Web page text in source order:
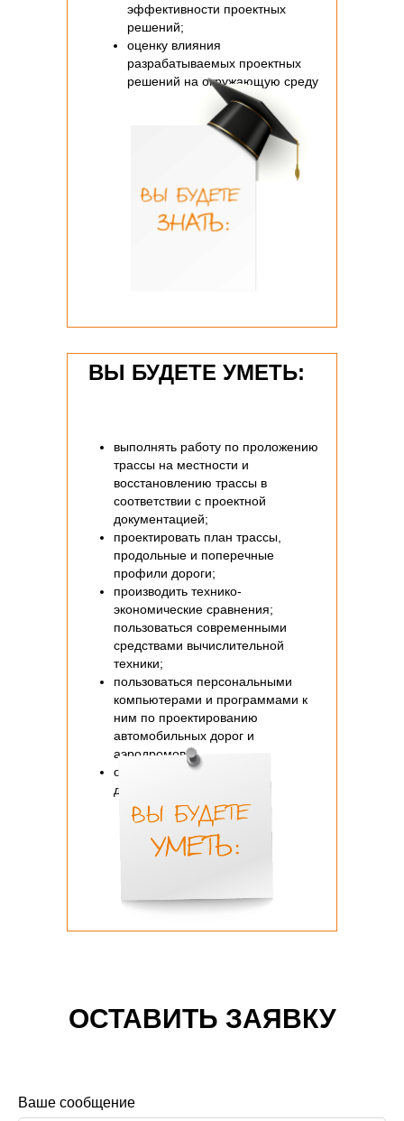
эффективности проектных
решений;
оценку влияния
разрабатываемых проектных
решений на окружающую среду
выполнять работу по проложению
трассы на местности и
восстановлению трассы в
соответствии с проектной
документацией;
проектировать план трассы,
продольные и поперечные
профили дороги;
производить технико-
экономические сравнения;
пользоваться современными
средствами вычислительной
техники;
пользоваться персональными
компьютерами и программами к
ним по проектированию
автомобильных дорог и
аэродромов;
оформлять проектную
документацию
ВЫ БУДЕТЕ УМЕТЬ:
ОСТАВИТЬ ЗАЯВКУ
Ваше сообщение